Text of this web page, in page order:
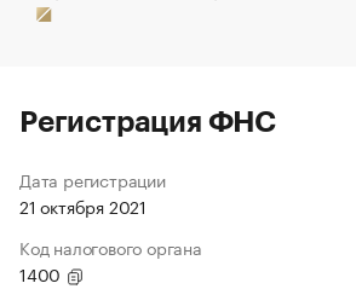
Регистрация ФНС
Дата регистрации
21 октября 2021
Код налогового органа
1400